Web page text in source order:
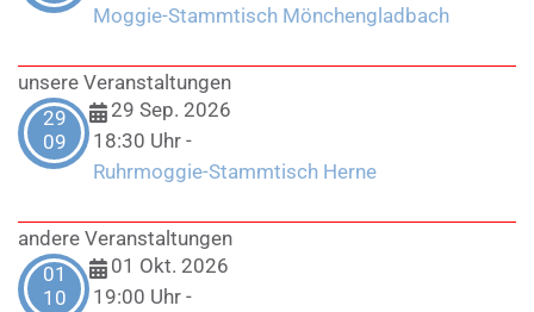
Moggie-Stammtisch Mönchengladbach
unsere Veranstaltungen
29
09
29 Sep. 2026
18:30 Uhr -
Ruhrmoggie-Stammtisch Herne
andere Veranstaltungen
01
10
01 Okt. 2026
19:00 Uhr -